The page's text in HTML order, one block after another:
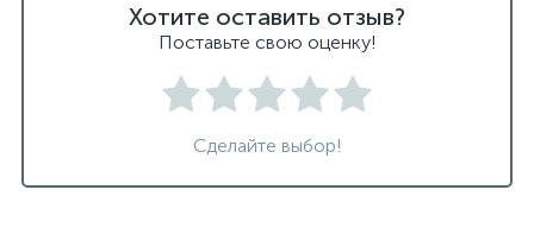
Хотите оставить отзыв?
Поставьте свою оценку!
Сделайте выбор!